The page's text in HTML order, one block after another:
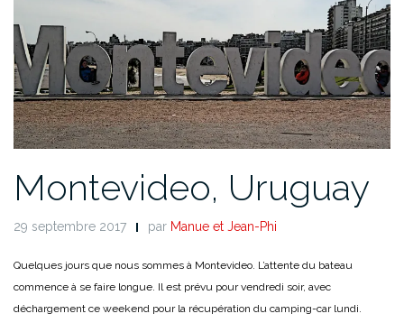
Montevideo, Uruguay
29 septembre 2017 par Manue et Jean-Phi
Quelques jours que nous sommes à Montevideo. L’attente du bateau
commence à se faire longue. Il est prévu pour vendredi soir, avec
déchargement ce weekend pour la récupération du camping-car lundi.